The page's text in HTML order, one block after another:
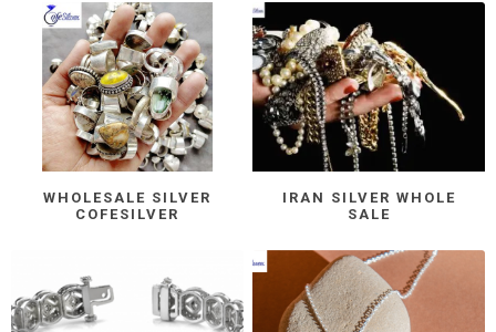
WHOLESALE SILVER
COFESILVER
IRAN SILVER WHOLE
SALE